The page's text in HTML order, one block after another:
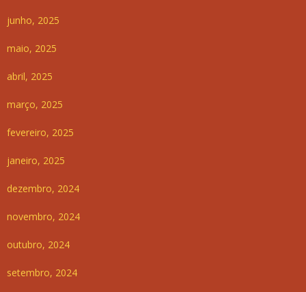
junho, 2025
maio, 2025
abril, 2025
março, 2025
fevereiro, 2025
janeiro, 2025
dezembro, 2024
novembro, 2024
outubro, 2024
setembro, 2024